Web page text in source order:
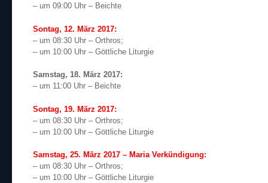
– um 09:00 Uhr – Beichte
Sontag, 12. März 2017:
– um 08:30 Uhr – Orthros;
– um 10:00 Uhr – Göttliche Liturgie
Samstag, 18. März 2017:
– um 11:00 Uhr – Beichte
Sontag, 19. März 2017:
– um 08:30 Uhr – Orthros;
– um 10:00 Uhr – Göttliche Liturgie
Samstag, 25. März 2017 – Maria Verkündigung:
– um 08:30 Uhr – Orthros;
– um 10:00 Uhr – Göttliche Liturgie